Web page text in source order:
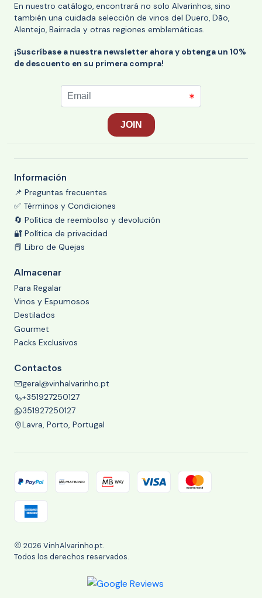
En nuestro catálogo, encontrará no solo Alvarinhos, sino
también una cuidada selección de vinos del Duero, Dão,
Alentejo, Bairrada y otras regiones emblemáticas.
¡Suscríbase a nuestra newsletter ahora y obtenga un 10%
de descuento en su primera compra!
Información
📌 Preguntas frecuentes
✅ Términos y Condiciones
🔄 Política de reembolso y devolución
🔐 Política de privacidad
📕 Libro de Quejas
Almacenar
Para Regalar
Vinos y Espumosos
Destilados
Gourmet
Packs Exclusivos
Contactos
geral@vinhalvarinho.pt
+351927250127
351927250127
Lavra, Porto, Portugal
2026 VinhAlvarinho.pt.
Todos los derechos reservados.